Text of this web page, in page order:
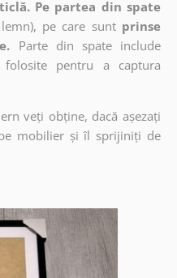
Pe partea din spate
pe care sunt prinse
Parte din spate include
pentru a captura
veți obține, dacă așezați
mobilier și îl sprijiniți de